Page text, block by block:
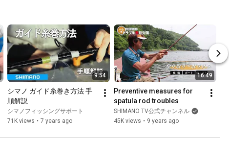
9:54
シマノ ガイド糸巻き方法 手
順解説
シマノフィッシングサポート
71K views • 7 years ago
16:49
Preventive measures for
spatula rod troubles
SHIMANO TV公式チャンネル
45K views • 9 years ago